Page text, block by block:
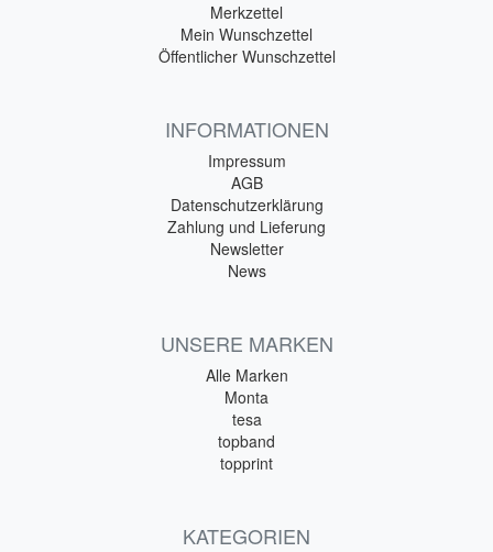
Merkzettel
Mein Wunschzettel
Öffentlicher Wunschzettel
INFORMATIONEN
Impressum
AGB
Datenschutzerklärung
Zahlung und Lieferung
Newsletter
News
UNSERE MARKEN
Alle Marken
Monta
tesa
topband
topprint
KATEGORIEN